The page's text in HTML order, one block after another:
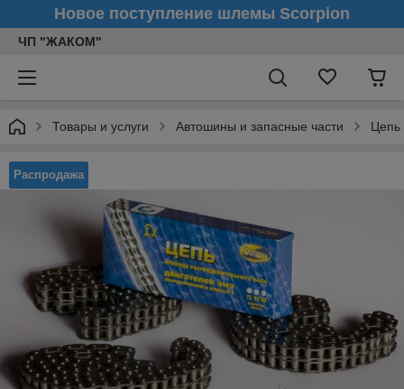
Новое поступление шлемы Scorpion
ЧП "ЖАКОМ"
Товары и услуги Автошины и запасные части Цепь
Распродажа